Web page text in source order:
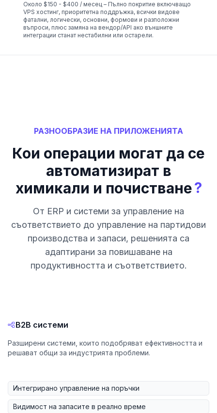
Около $150 - $400 / месец – Пълно покритие включващо
VPS хостинг, приоритетна поддръжка, всички видове
фатални, логически, основни, формови и разположни
въпроси, плюс замяна на вендор/API ако външните
интеграции станат нестабилни или остарели.
РАЗНООБРАЗИЕ НА ПРИЛОЖЕНИЯТА
Кои операции могат да се
автоматизират в
химикали и почистване?
От ERP и системи за управление на
съответствието до управление на партидови
производства и запаси, решенията са
адаптирани за повишаване на
продуктивността и съответствието.
B2B системи
Разширени системи, които подобряват ефективността и
решават общи за индустрията проблеми.
Интегрирано управление на поръчки
Видимост на запасите в реално време